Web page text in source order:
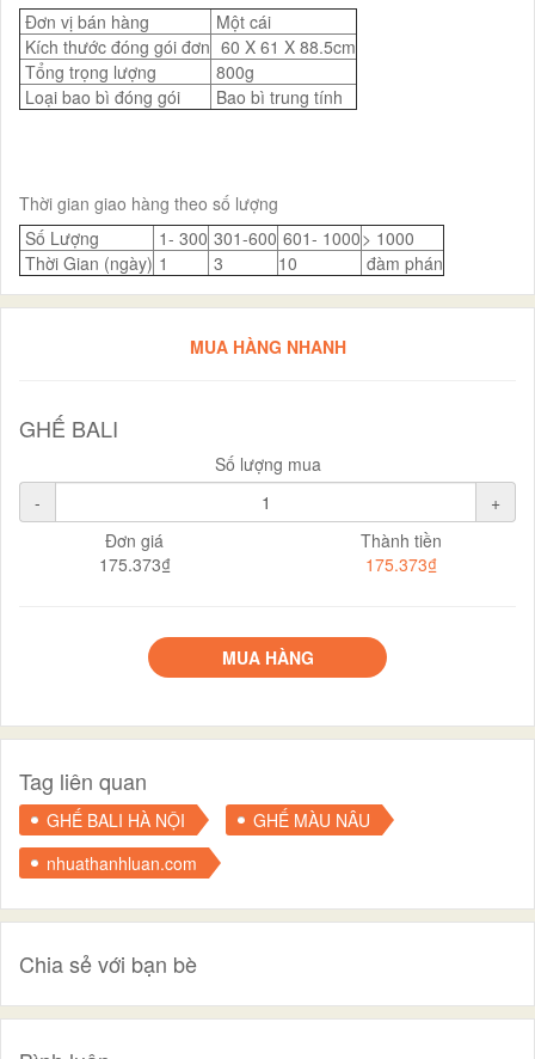
Đơn vị bán hàng
Một cái
Kích thước đóng gói đơn 60 X 61 X 88.5cm
Tổng trọng lượng
800g
Loại bao bì đóng gói
Bao bì trung tính
Thời gian giao hàng theo số lượng
Số Lượng
1- 300 301-600 601- 1000> 1000
Thời Gian (ngày) 1 3 10 đàm phán
MUA HÀNG NHANH
GHẾ BALI
Số lượng mua
-
+
Đơn giá
175.373₫
Thành tiền
175.373₫
MUA HÀNG
Tag liên quan
GHẾ BALI HÀ NỘI
GHẾ MÀU NÂU
nhuathanhluan.com
Chia sẻ với bạn bè